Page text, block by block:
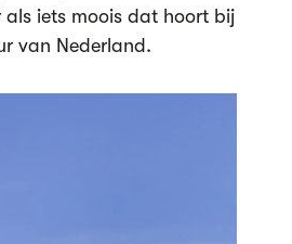
iets moois dat hoort bij
van Nederland.